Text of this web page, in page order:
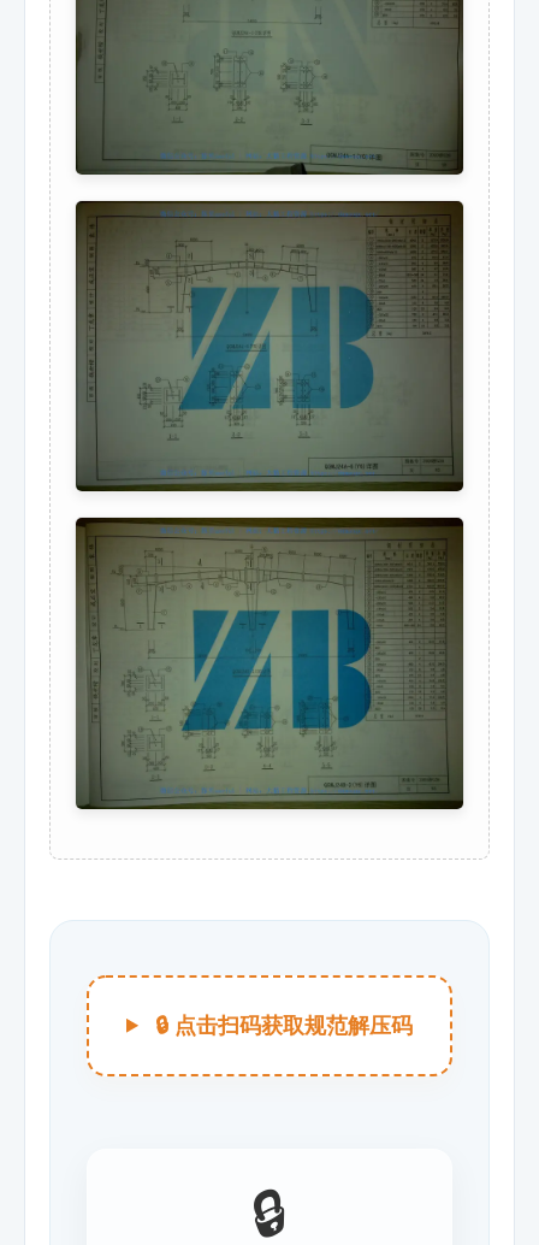
🔒 点击扫码获取规范解压码
🔒